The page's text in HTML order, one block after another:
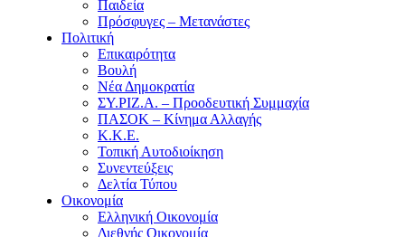
Παιδεία
Πρόσφυγες – Μετανάστες
Πολιτική
Επικαιρότητα
Βουλή
Νέα Δημοκρατία
ΣΥ.ΡΙΖ.Α. – Προοδευτική Συμμαχία
ΠΑΣΟΚ – Κίνημα Αλλαγής
Κ.Κ.Ε.
Τοπική Αυτοδιοίκηση
Συνεντεύξεις
Δελτία Τύπου
Οικονομία
Ελληνική Οικονομία
Διεθνής Οικονομία